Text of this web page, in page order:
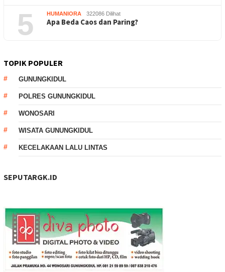
5 HUMANIORA 322086 Dilihat
Apa Beda Caos dan Paring?
TOPIK POPULER
GUNUNGKIDUL
POLRES GUNUNGKIDUL
WONOSARI
WISATA GUNUNGKIDUL
KECELAKAAN LALU LINTAS
SEPUTARGK.ID